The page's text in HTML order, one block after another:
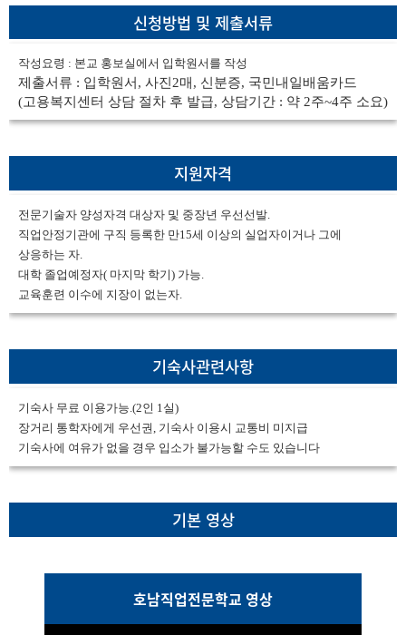
신청방법 및 제출서류
작성요령 : 본교 홍보실에서 입학원서를 작성
제출서류 : 입학원서, 사진2매, 신분증, 국민내일배움카드
(고용복지센터 상담 절차 후 발급, 상담기간 : 약 2주~4주 소요)
지원자격
전문기술자 양성자격 대상자 및 중장년 우선선발.
직업안정기관에 구직 등록한 만15세 이상의 실업자이거나 그에
상응하는 자.
대학 졸업예정자( 마지막 학기) 가능.
교육훈련 이수에 지장이 없는자.
기숙사관련사항
기숙사 무료 이용가능.(2인 1실)
장거리 통학자에게 우선권, 기숙사 이용시 교통비 미지급
기숙사에 여유가 없을 경우 입소가 불가능할 수도 있습니다
기본 영상
호남직업전문학교 영상